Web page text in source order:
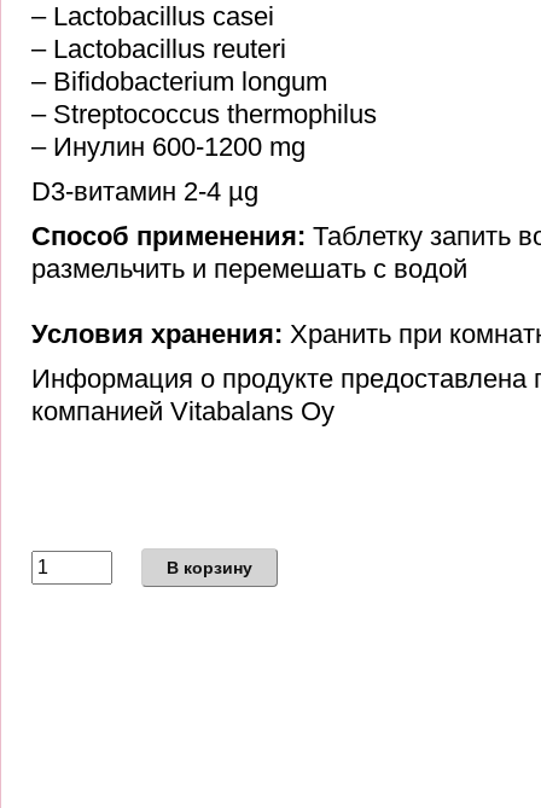
– Lactobacillus casei
– Lactobacillus reuteri
– Bifidobacterium longum
– Streptococcus thermophilus
– Инулин 600-1200 mg
D3-витамин 2-4 µg
Способ применения: Таблетку запить
размельчить и перемешать с водой
Условия хранения: Хранить при
Информация о продукте предоставлена
компанией Vitabalans Oy
В корзину